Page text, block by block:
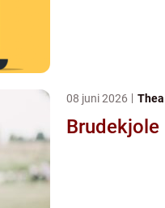
08 juni 2026
Brudekjole